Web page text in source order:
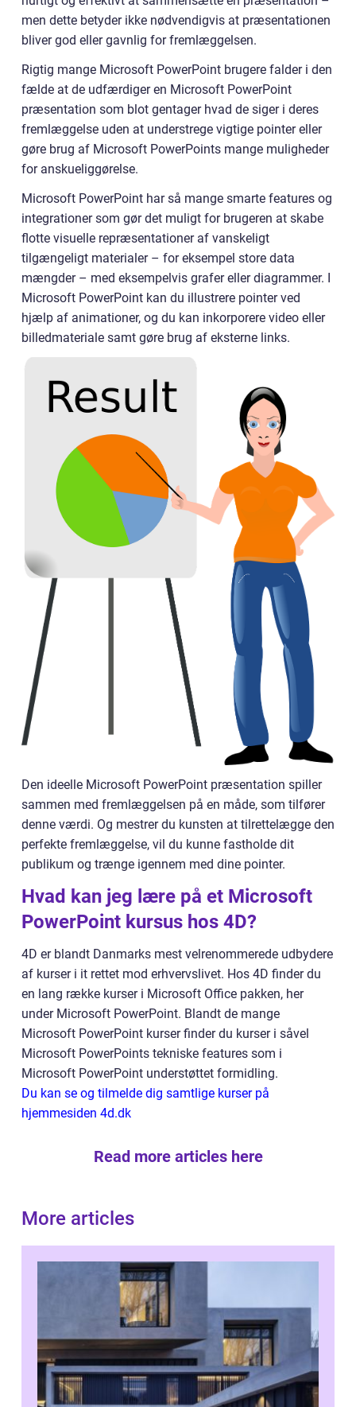
men dette betyder ikke nødvendigvis at præsentationen
bliver god eller gavnlig for fremlæggelsen.
Rigtig mange Microsoft PowerPoint brugere falder i den
fælde at de udfærdiger en Microsoft PowerPoint
præsentation som blot gentager hvad de siger i deres
fremlæggelse uden at understrege vigtige pointer eller
gøre brug af Microsoft PowerPoints mange muligheder
for anskueliggørelse.
Microsoft PowerPoint har så mange smarte features og
integrationer som gør det muligt for brugeren at skabe
flotte visuelle repræsentationer af vanskeligt
tilgængeligt materialer – for eksempel store data
mængder – med eksempelvis grafer eller diagrammer. I
Microsoft PowerPoint kan du illustrere pointer ved
hjælp af animationer, og du kan inkorporere video eller
billedmateriale samt gøre brug af eksterne links.
Den ideelle Microsoft PowerPoint præsentation spiller
sammen med fremlæggelsen på en måde, som tilfører
denne værdi. Og mestrer du kunsten at tilrettelægge den
perfekte fremlæggelse, vil du kunne fastholde dit
publikum og trænge igennem med dine pointer.
Hvad kan jeg lære på et Microsoft
PowerPoint kursus hos 4D?
4D er blandt Danmarks mest velrenommerede udbydere
af kurser i it rettet mod erhvervslivet. Hos 4D finder du
en lang række kurser i Microsoft Office pakken, her
under Microsoft PowerPoint. Blandt de mange
Microsoft PowerPoint kurser finder du kurser i såvel
Microsoft PowerPoints tekniske features som i
Microsoft PowerPoint understøttet formidling.
Du kan se og tilmelde dig samtlige kurser på
hjemmesiden 4d.dk
Read more articles here
More articles